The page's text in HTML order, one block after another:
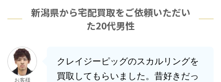
新潟県から宅配買取をご依頼いただい
た20代男性
お客様
クレイジーピッグのスカルリングを
買取してもらいました。昔好きだっ